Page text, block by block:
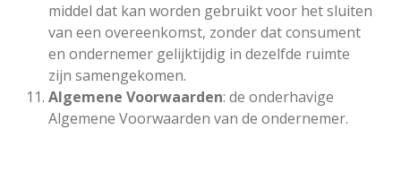
middel dat kan worden gebruikt voor het sluiten
van een overeenkomst, zonder dat consument
en ondernemer gelijktijdig in dezelfde ruimte
zijn samengekomen.
Algemene Voorwaarden: de onderhavige
Algemene Voorwaarden van de ondernemer.